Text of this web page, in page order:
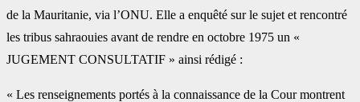
de la Mauritanie, via l’ONU. Elle a enquêté sur le sujet et rencontré
les tribus sahraouies avant de rendre en octobre 1975 un «
JUGEMENT CONSULTATIF » ainsi rédigé :
« Les renseignements portés à la connaissance de la Cour montrent